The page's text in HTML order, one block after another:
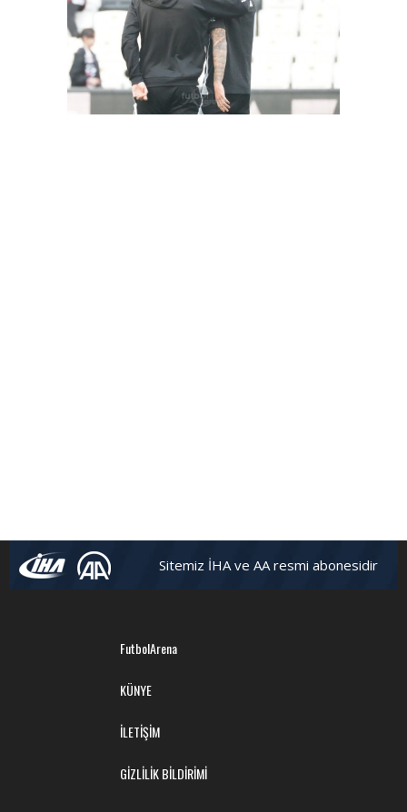
Sitemiz İHA ve AA resmi abonesidir
FutbolArena
KÜNYE
İLETİŞİM
GİZLİLİK BİLDİRİMİ